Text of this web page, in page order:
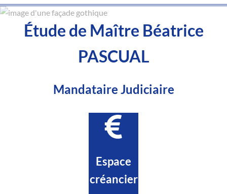
Étude de Maître Béatrice
PASCUAL
Mandataire Judiciaire
Espace
créancier